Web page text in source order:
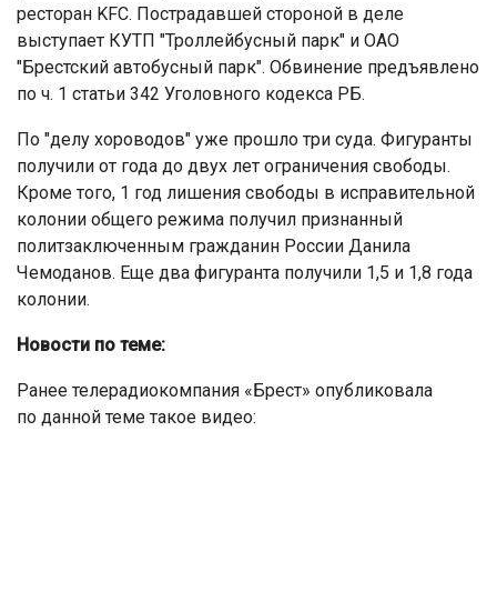
ресторан KFC. Пострадавшей стороной в деле
выступает КУТП "Троллейбусный парк" и ОАО
"Брестский автобусный парк". Обвинение предъявлено
по ч. 1 статьи 342 Уголовного кодекса РБ.
По "делу хороводов" уже прошло три суда. Фигуранты
получили от года до двух лет ограничения свободы.
Кроме того, 1 год лишения свободы в исправительной
колонии общего режима получил признанный
политзаключенным гражданин России Данила
Чемоданов. Еще два фигуранта получили 1,5 и 1,8 года
колонии.
Новости по теме:
Ранее телерадиокомпания «Брест» опубликовала
по данной теме такое видео: